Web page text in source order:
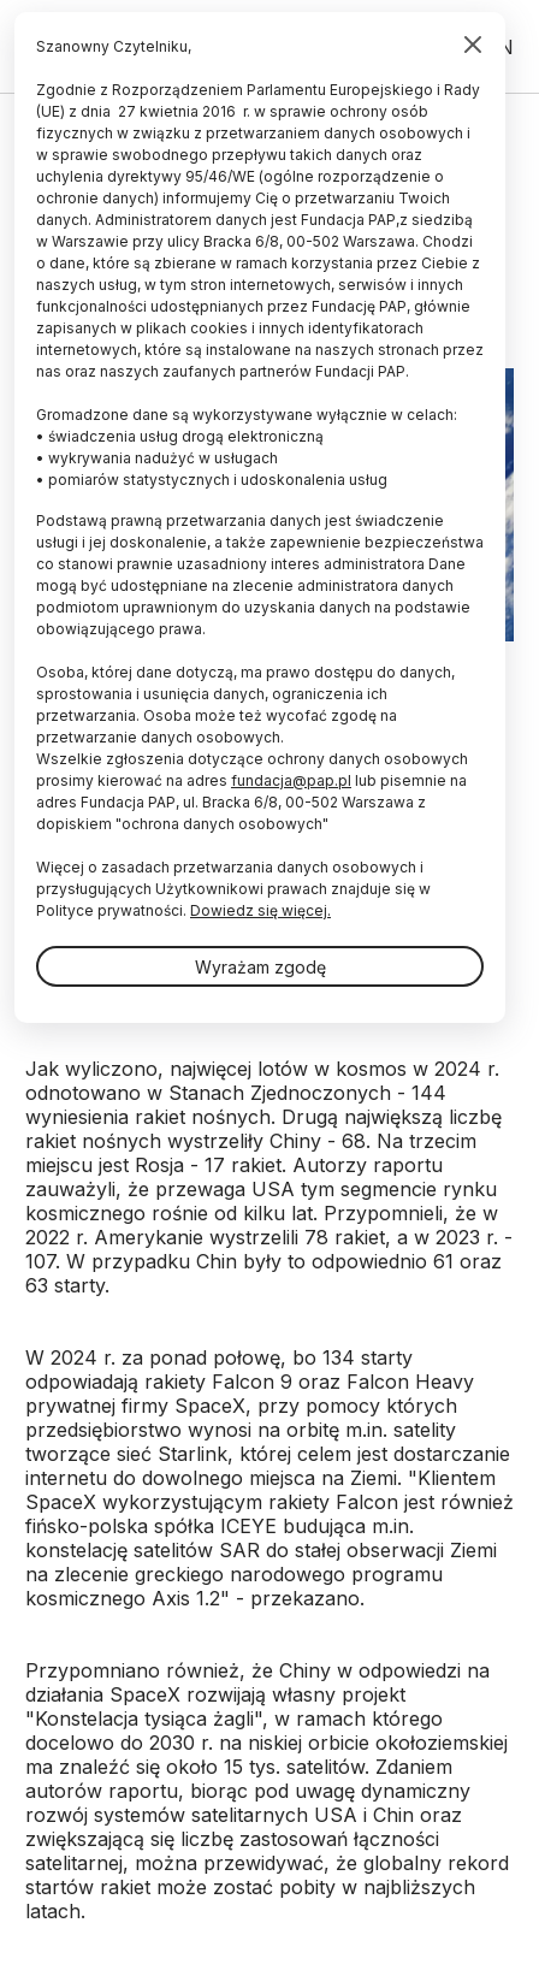
PL EN
KOSMOS
PIE: w 2024 r. rekordowa liczbę
rakiet wynoszących satelity na
orbitę
22.01.2025
aktualizacja: 22.01.2025
2 minuty czytania
W 2024 r. na całym świecie wystrzelono 259
rakiet wynoszących satelity na orbitę; to rekord -
poinformowano w Tygodniku Gospodarczym PIE.
Za ponad połowę wszystkich startów odpowiada
prywatna firma SpaceX.
"W 2024 r. zanotowano rekordową liczbę 259
wystrzeleń rakiet nośnych wynoszących satelity na
orbity okołoziemskie. W porównaniu z 2023 r., w
którym liczba ta wynosiła 221, oznacza to wzrost o
17 proc." - poinformowano w Tygodniku
Jak wyliczono, najwięcej lotów w kosmos w 2024 r.
odnotowano w Stanach Zjednoczonych - 144
wyniesienia rakiet nośnych. Drugą największą liczbę
rakiet nośnych wystrzeliły Chiny - 68. Na trzecim
miejscu jest Rosja - 17 rakiet. Autorzy raportu
zauważyli, że przewaga USA tym segmencie rynku
kosmicznego rośnie od kilku lat. Przypomnieli, że w
2022 r. Amerykanie wystrzelili 78 rakiet, a w 2023 r. -
107. W przypadku Chin były to odpowiednio 61 oraz
63 starty.
W 2024 r. za ponad połowę, bo 134 starty
odpowiadają rakiety Falcon 9 oraz Falcon Heavy
prywatnej firmy SpaceX, przy pomocy których
przedsiębiorstwo wynosi na orbitę m.in. satelity
tworzące sieć Starlink, której celem jest dostarczanie
internetu do dowolnego miejsca na Ziemi. "Klientem
SpaceX wykorzystującym rakiety Falcon jest również
fińsko-polska spółka ICEYE budująca m.in.
konstelację satelitów SAR do stałej obserwacji Ziemi
na zlecenie greckiego narodowego programu
kosmicznego Axis 1.2" - przekazano.
Przypomniano również, że Chiny w odpowiedzi na
działania SpaceX rozwijają własny projekt
"Konstelacja tysiąca żagli", w ramach którego
docelowo do 2030 r. na niskiej orbicie okołoziemskiej
ma znaleźć się około 15 tys. satelitów. Zdaniem
autorów raportu, biorąc pod uwagę dynamiczny
rozwój systemów satelitarnych USA i Chin oraz
zwiększającą się liczbę zastosowań łączności
satelitarnej, można przewidywać, że globalny rekord
startów rakiet może zostać pobity w najbliższych
latach.
Szanowny Czytelniku,
Zgodnie z Rozporządzeniem Parlamentu Europejskiego i Rady
(UE) z dnia 27 kwietnia 2016 r. w sprawie ochrony osób
fizycznych w związku z przetwarzaniem danych osobowych i
w sprawie swobodnego przepływu takich danych oraz
uchylenia dyrektywy 95/46/WE (ogólne rozporządzenie o
ochronie danych) informujemy Cię o przetwarzaniu Twoich
danych. Administratorem danych jest Fundacja PAP,z siedzibą
w Warszawie przy ulicy Bracka 6/8, 00-502 Warszawa. Chodzi
o dane, które są zbierane w ramach korzystania przez Ciebie z
naszych usług, w tym stron internetowych, serwisów i innych
funkcjonalności udostępnianych przez Fundację PAP, głównie
zapisanych w plikach cookies i innych identyfikatorach
internetowych, które są instalowane na naszych stronach przez
nas oraz naszych zaufanych partnerów Fundacji PAP.
Gromadzone dane są wykorzystywane wyłącznie w celach:
• świadczenia usług drogą elektroniczną
• wykrywania nadużyć w usługach
• pomiarów statystycznych i udoskonalenia usług
Podstawą prawną przetwarzania danych jest świadczenie
usługi i jej doskonalenie, a także zapewnienie bezpieczeństwa
co stanowi prawnie uzasadniony interes administratora Dane
mogą być udostępniane na zlecenie administratora danych
podmiotom uprawnionym do uzyskania danych na podstawie
obowiązującego prawa.
Osoba, której dane dotyczą, ma prawo dostępu do danych,
sprostowania i usunięcia danych, ograniczenia ich
przetwarzania. Osoba może też wycofać zgodę na
przetwarzanie danych osobowych.
Wszelkie zgłoszenia dotyczące ochrony danych osobowych
prosimy kierować na adres fundacja@pap.pl lub pisemnie na
adres Fundacja PAP, ul. Bracka 6/8, 00-502 Warszawa z
dopiskiem "ochrona danych osobowych"
Więcej o zasadach przetwarzania danych osobowych i
przysługujących Użytkownikowi prawach znajduje się w
Polityce prywatności. Dowiedz się więcej.
Wyrażam zgodę